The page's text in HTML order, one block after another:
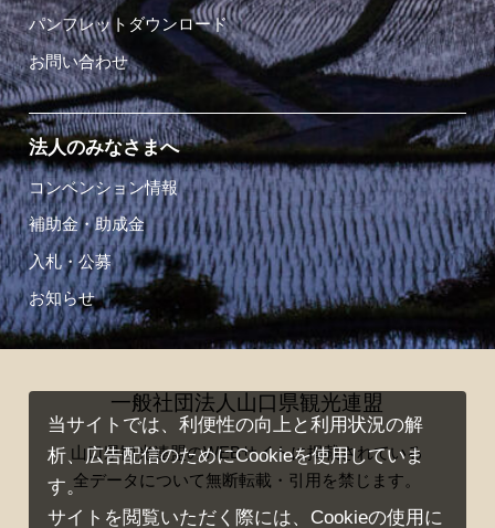
パンフレットダウンロード
お問い合わせ
法人のみなさまへ
コンベンション情報
補助金・助成金
入札・公募
お知らせ
一般社団法人山口県観光連盟
山口県観光連盟のWEBサイトに掲載されている
全データについて無断転載・引用を禁じます。
当サイトでは、利便性の向上と利用状況の解
析、広告配信のためにCookieを使用していま
す。
サイトを閲覧いただく際には、Cookieの使用に